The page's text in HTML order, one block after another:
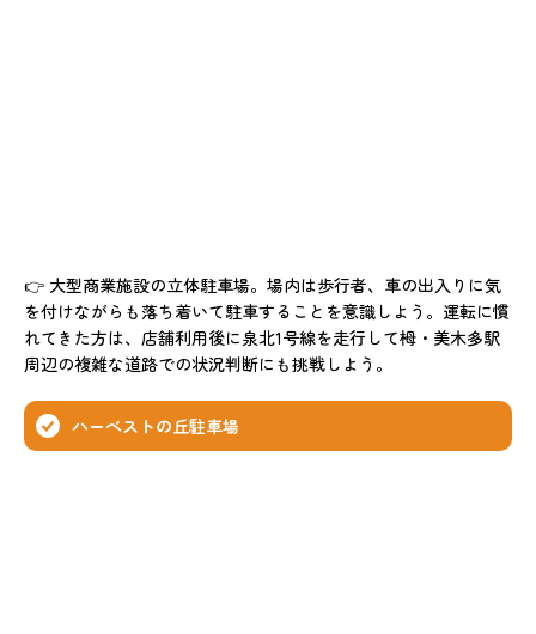
👉 大型商業施設の立体駐車場。場内は歩行者、車の出入りに気
を付けながらも落ち着いて駐車することを意識しよう。運転に慣
れてきた方は、店舗利用後に泉北1号線を走行して栂・美木多駅
周辺の複雑な道路での状況判断にも挑戦しよう。
ハーベストの丘駐車場